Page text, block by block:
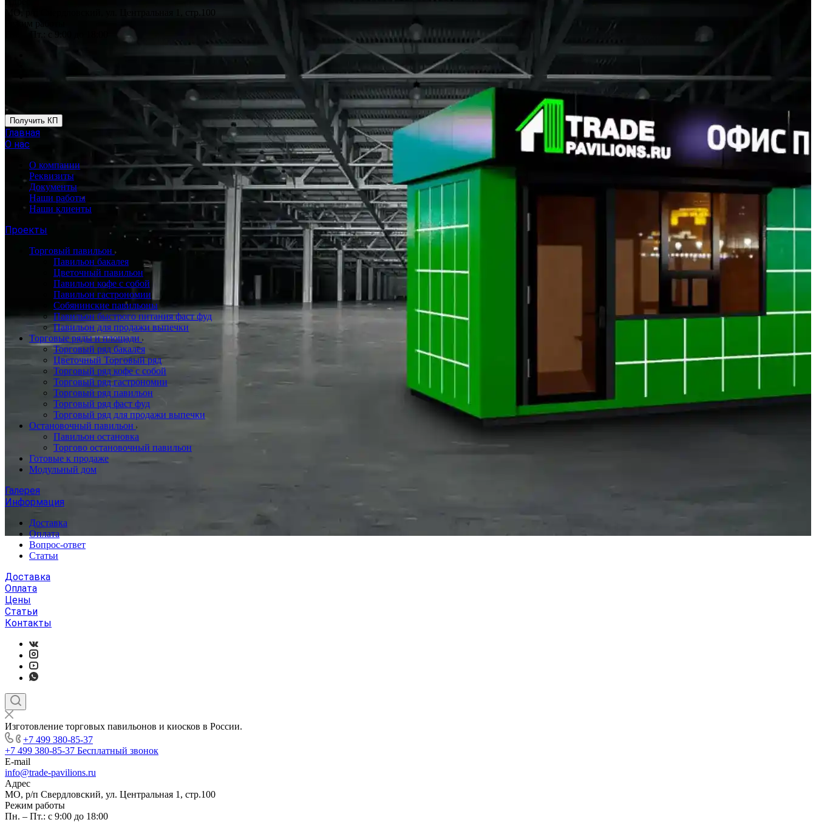
МО, р/п Свердловский, ул. Центральная 1, стр.100
Получить КП
Главная
О нас
О компании
Реквизиты
Документы
Наши работы
Наши клиенты
Проекты
Торговый павильон
Павильон бакалея
Цветочный павильон
Павильон кофе с собой
Павильон гастрономии
Собянинские павильоны
Павильон быстрого питания фаст фуд
Павильон для продажи выпечки
Торговые ряды и площади
Торговый ряд бакалея
Цветочный Торговый ряд
Торговый ряд кофе с собой
Торговый ряд гастрономии
Торговый ряд павильон
Торговый ряд фаст фуд
Торговый ряд для продажи выпечки
Остановочный павильон
Павильон остановка
Торгово остановочный павильон
Готовые к продаже
Модульный дом
Галерея
Информация
Доставка
Оплата
Вопрос-ответ
Статьи
Доставка
Оплата
Цены
Статьи
Контакты
Изготовление торговых павильонов и киосков в России.
+7 499 380-85-37
+7 499 380-85-37 Бесплатный звонок
E-mail
info@trade-pavilions.ru
Адрес
МО, р/п Свердловский, ул. Центральная 1, стр.100
Режим работы
Пн. – Пт.: с 9:00 до 18:00